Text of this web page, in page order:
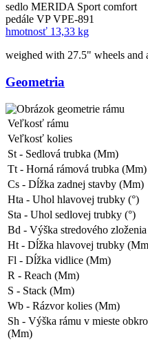
sedlo MERIDA Sport comfort
pedále VP VPE-891
hmotnosť 13,33 kg
weighed with 27.5" wheels and
Geometria
Veľkosť rámu
Veľkosť kolies
St - Sedlová trubka (Mm)
Tt - Horná rámová trubka (Mm)
Cs - Dĺžka zadnej stavby (Mm)
Hta - Uhol hlavovej trubky (°)
Sta - Uhol sedlovej trubky (°)
Bd - Výška stredového
Ht - Dĺžka hlavovej trubky
Fl - Dĺžka vidlice (Mm)
R - Reach (Mm)
S - Stack (Mm)
Wb - Rázvor kolies (Mm)
Sh - Výška rámu v mieste
(Mm)